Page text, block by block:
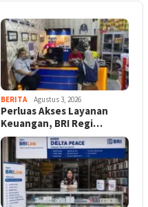
BERITA Agustus 3, 2026
Perluas Akses Layanan
Keuangan, BRI Regi…